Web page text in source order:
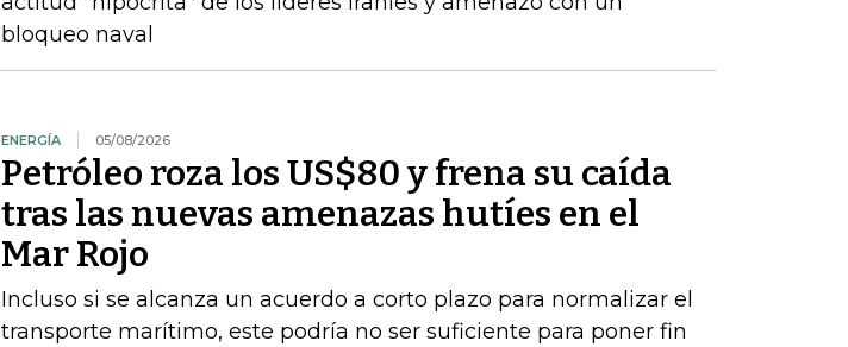
bloqueo naval
ENERGÍA 05/08/2026
Petróleo roza los US$80 y frena su caída
tras las nuevas amenazas hutíes en el
Mar Rojo
Incluso si se alcanza un acuerdo a corto plazo para normalizar el
transporte marítimo, este podría no ser suficiente para poner fin